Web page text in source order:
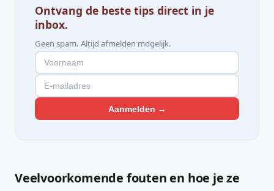
Ontvang de beste tips direct in je
inbox.
Geen spam. Altijd afmelden mogelijk.
Aanmelden →
Veelvoorkomende fouten en hoe je ze